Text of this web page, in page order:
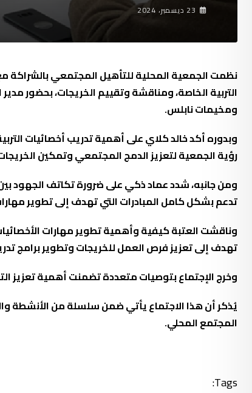
23 ديسمبر، 2024
نظمت الجمعية المحلية للتأهيل المجتمعي بالشراكة مع
التربية الخاصة، ومناقشة وتقييم الخريجات، بحضور
ومخيمات نابلس.
وبدوره أكد خالد كلاي على أهمية تدريب أخصائيات
رؤية الجمعية لتعزيز الدمج المجتمعي وتمكين
ومن جانبه، شدد عماد ذكي على ضرورة تكاتف الجهود
تدعم بشكل كامل المبادرات التي تهدف إلى تطوير
وناقشت العتبة كيفية وأهمية تطوير مهارات
تهدف إلى تعزيز فرص العمل للخريجات وتطوير برامج
وخرج الإجتماع بتوصيات متعددة تضمنت أهمية تعزيز
يُذكر أن هذا الاجتماع يأتي ضمن سلسلة من الأنشطة
المجتمع المحلي.
Tags: